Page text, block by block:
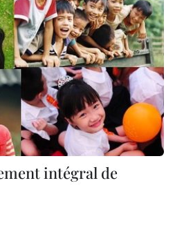
intégral de